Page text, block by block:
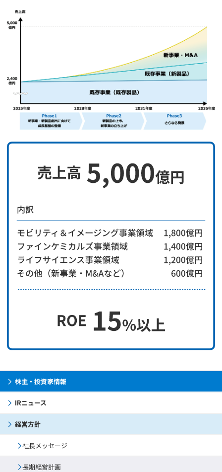
株主・投資家情報
IRニュース
経営方針
社長メッセージ
長期経営計画